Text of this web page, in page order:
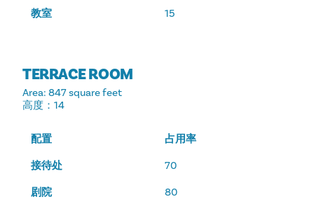
教室 15
TERRACE ROOM
Area: 847 square feet
高度 ：14
配置 占用率
接待处 70
剧院 80